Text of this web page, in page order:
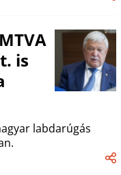
is
labdarúgás